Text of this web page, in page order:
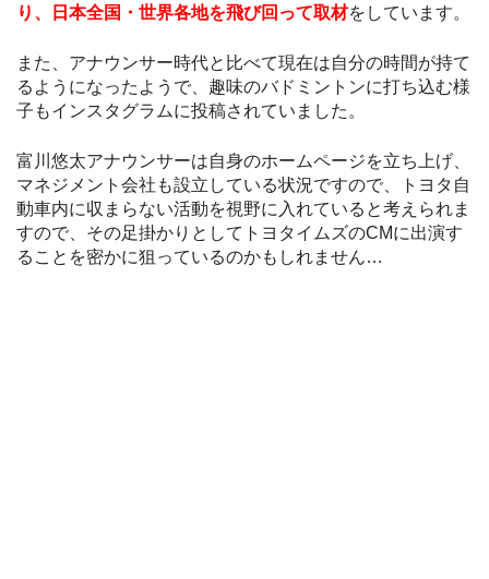
り、日本全国・世界各地を飛び回って取材をしています。
また、アナウンサー時代と比べて現在は自分の時間が持て
るようになったようで、趣味のバドミントンに打ち込む様
子もインスタグラムに投稿されていました。
富川悠太アナウンサーは自身のホームページを立ち上げ、
マネジメント会社も設立している状況ですので、トヨタ自
動車内に収まらない活動を視野に入れていると考えられま
すので、その足掛かりとしてトヨタイムズのCMに出演す
ることを密かに狙っているのかもしれません…